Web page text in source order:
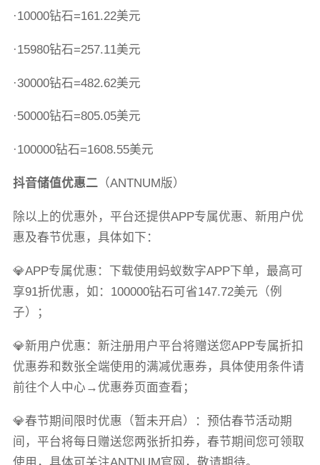
·10000钻石=161.22美元
·15980钻石=257.11美元
·30000钻石=482.62美元
·50000钻石=805.05美元
·100000钻石=1608.55美元
抖音储值优惠二（ANTNUM版）
除以上的优惠外，平台还提供APP专属优惠、新用户优
惠及春节优惠，具体如下：
💎APP专属优惠：下载使用蚂蚁数字APP下单，最高可
享91折优惠，如：100000钻石可省147.72美元（例
子）；
💎新用户优惠：新注册用户平台将赠送您APP专属折扣
优惠券和数张全端使用的满减优惠券，具体使用条件请
前往个人中心→优惠券页面查看；
💎春节期间限时优惠（暂未开启）：预估春节活动期
间，平台将每日赠送您两张折扣券，春节期间您可领取